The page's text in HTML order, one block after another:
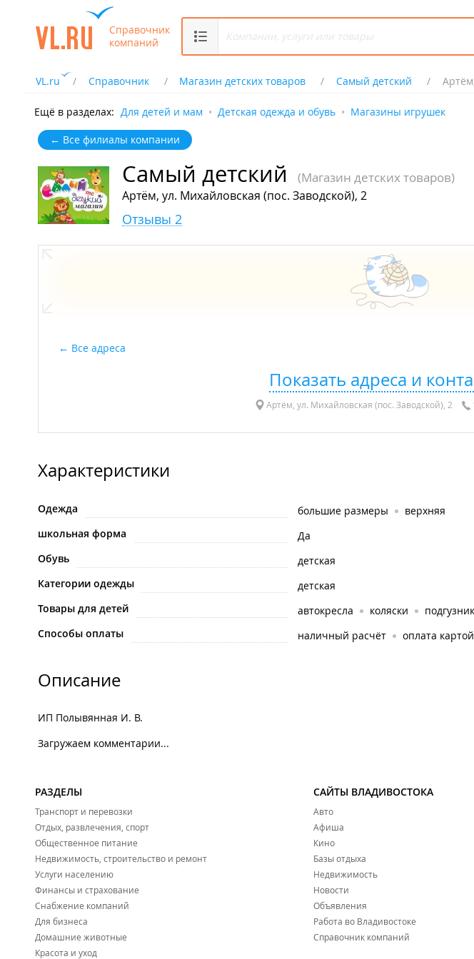
Справочник
компаний
VL.ru Справочник Магазин детских товаров Самый детский
Ещё в разделах: Для детей и мам Детская одежда и обувь Магазины игрушек
← Все филиалы компании
Самый детский (Магазин детских товаров)
Артём, ул. Михайловская (пос. Заводской), 2
Отзывы 2
Все адреса
Показать адреса и
Артём, ул. Михайловская (пос. Заводской), 2
Характеристики
Одежда большие размеры
верхняя
школьная форма
Да
Обувь
детская
Категории одежды
детская
Товары для детей
автокресла коляски
Способы оплаты
наличный расчёт оплата
Описание
ИП Полывянная И. В.
Загружаем комментарии...
РАЗДЕЛЫ
Транспорт и перевозки
Отдых, развлечения, спорт
Общественное питание
Недвижимость, строительство и ремонт
Услуги населению
Финансы и страхование
Снабжение компаний
Для бизнеса
Домашние животные
Красота и уход
САЙТЫ ВЛАДИВОСТОКА
Авто
Афиша
Кино
Базы отдыха
Недвижимость
Новости
Объявления
Работа во Владивостоке
Справочник компаний